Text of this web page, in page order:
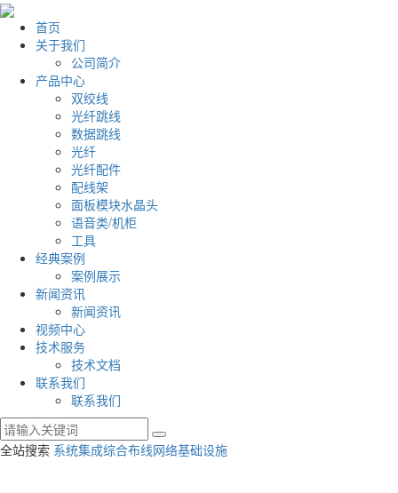
首页
关于我们
公司简介
产品中心
双绞线
光纤跳线
数据跳线
光纤
光纤配件
配线架
面板模块水晶头
语音类/机柜
工具
经典案例
案例展示
新闻资讯
新闻资讯
视频中心
技术服务
技术文档
联系我们
联系我们
全站搜索 系统集成综合布线网络基础设施